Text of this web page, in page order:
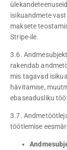
isikuandmete
maksete
Stripe-ile.
3.6.
rakendab
mis tagavad
hävitamise,
ebaseadusliku
3.7.
töötlemise